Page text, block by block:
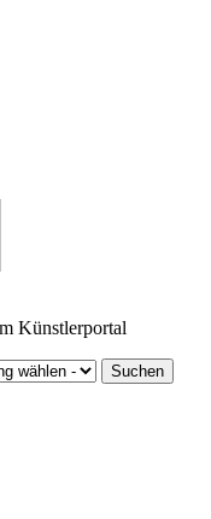
Künstlerportal